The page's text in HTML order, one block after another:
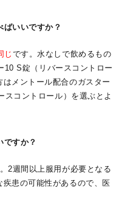
ばいいですか？
じ です。水なしで飲めるもの
10 S錠（リバースコントロー
メントール配合のガスター
スコントロール）を選ぶとよ
ですか？
2週間以上服用が必要となる
患の可能性があるので、医